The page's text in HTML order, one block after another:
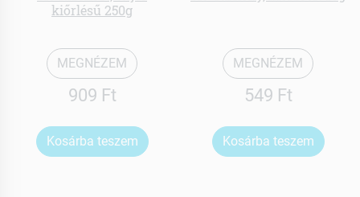
kiőrlésű 250g
MEGNÉZEM
909 Ft
Kosárba teszem
MEGNÉZEM
549 Ft
Kosárba teszem